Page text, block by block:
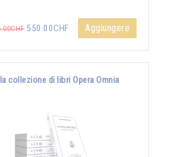
550.00CHF Aggiungere
collezione di libri Opera Omnia